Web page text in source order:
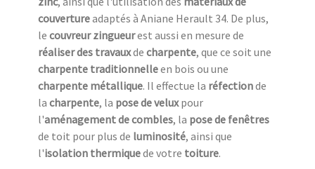
couvertureadaptés à Aniane Herault 34. De plus,
le couvreur zingueurest aussi en mesure de
réaliser des travauxde charpente, que ce soit une
charpente traditionnelleen bois ou une
charpente métallique. Il effectue la réfectionde
la charpente, la pose de veluxpour
l'aménagement de combles, la pose de fenêtres
de toit pour plus de luminosité, ainsi que
l'isolation thermiquede votre toiture.